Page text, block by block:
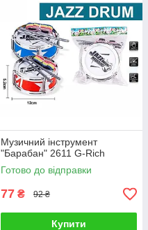
Музичний інструмент
"Барабан" 2611 G-Rich
Готово до відправки
77 ₴ 92 ₴
Купити